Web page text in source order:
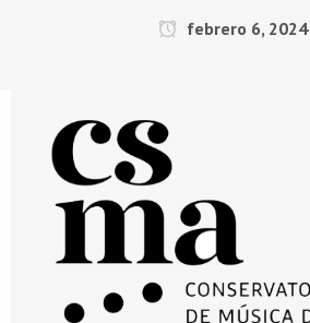
febrero 6, 2024